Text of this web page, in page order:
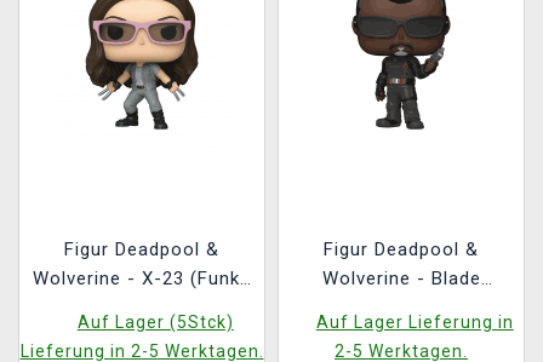
Figur Deadpool &
Wolverine - X-23 (Funko
Auf Lager (5Stck)
Lieferung in 2-5 Werktagen.
Figur Deadpool &
Wolverine - Blade
1495)
Auf Lager Lieferung in
2-5 Werktagen.